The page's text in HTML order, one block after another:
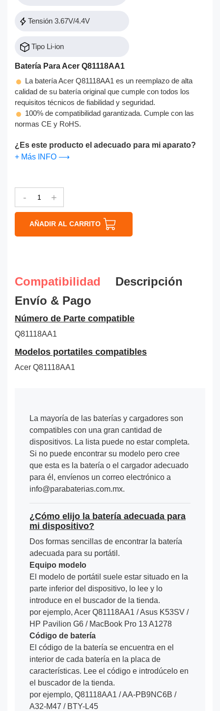
Tensión 3.67V/4.4V
Tipo Li-ion
Batería Para Acer Q81118AA1
La batería Acer Q81118AA1 es un reemplazo de alta
calidad de su batería original que cumple con todos los
requisitos técnicos de fiabilidad y seguridad.
100% de compatibilidad garantizada. Cumple con las
normas CE y RoHS.
¿Es este producto el adecuado para mi aparato?
+ Más INFO ⟶
- +
AÑADIR AL CARRITO
Compatibilidad
Descripción
Envío & Pago
Número de Parte compatible
Q81118AA1
Modelos portatiles compatibles
Acer Q81118AA1
La mayoría de las baterías y cargadores son
compatibles con una gran cantidad de
dispositivos. La lista puede no estar completa.
Si no puede encontrar su modelo pero cree
que esta es la batería o el cargador adecuado
para él, envíenos un correo electrónico a
info@parabaterias.com.mx.
¿Cómo elijo la batería adecuada para
mi dispositivo?
Dos formas sencillas de encontrar la batería
adecuada para su portátil.
Equipo modelo
El modelo de portátil suele estar situado en la
parte inferior del dispositivo, lo lee y lo
introduce en el buscador de la tienda.
por ejemplo, Acer Q81118AA1 / Asus K53SV /
HP Pavilion G6 / MacBook Pro 13 A1278
Código de batería
El código de la batería se encuentra en el
interior de cada batería en la placa de
características. Lee el código e introdúcelo en
el buscador de la tienda.
por ejemplo, Q81118AA1 / AA-PB9NC6B /
A32-M47 / BTY-L45